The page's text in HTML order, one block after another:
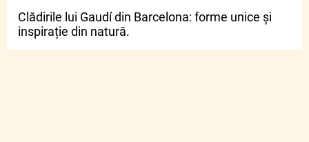
Clădirile lui Gaudí din Barcelona: forme unice și
inspirație din natură.